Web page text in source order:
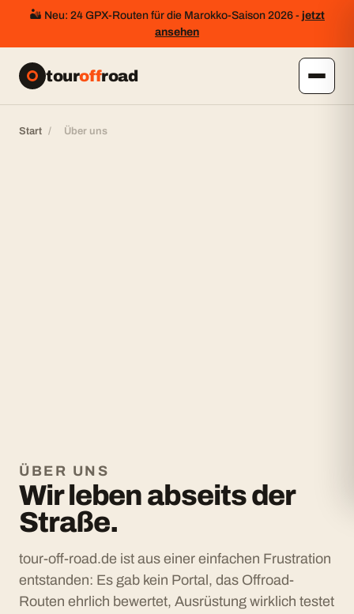
🏜️ Neu: 24 GPX-Routen für die Marokko-Saison 2026 - jetzt
ansehen
touroffroad
Start / Über uns
ÜBER UNS
Wir leben abseits der
Straße.
tour-off-road.de ist aus einer einfachen Frustration
entstanden: Es gab kein Portal, das Offroad-
Routen ehrlich bewertet, Ausrüstung wirklich testet